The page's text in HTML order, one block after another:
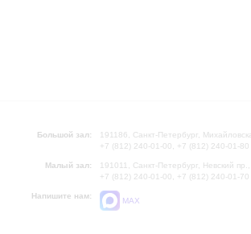
Большой зал:
191186, Санкт-Петербург,
+7 (812) 240-01-00, +7 (812) 240-01-80
Малый зал:
191011, Санкт-Петербург, Невский
+7 (812) 240-01-00, +7 (812) 240-01-70
Напишите нам:
MAX